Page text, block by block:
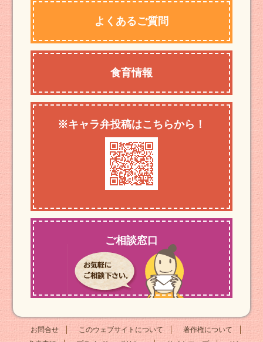
よくあるご質問
食育情報
※キャラ弁投稿はこちらから！
ご相談窓口
お問合せ このウェブサイトについて
著作権について